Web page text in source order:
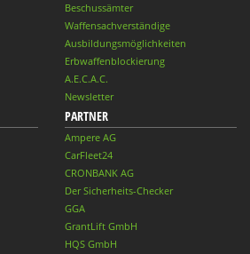
Beschussämter
Waffensachverständige
Ausbildungsmöglichkeiten
Erbwaffenblockierung
A.E.C.A.C.
Newsletter
PARTNER
Ampere AG
CarFleet24
CRONBANK AG
Der Sicherheits-Checker
GGA
GrantLift GmbH
HQS GmbH